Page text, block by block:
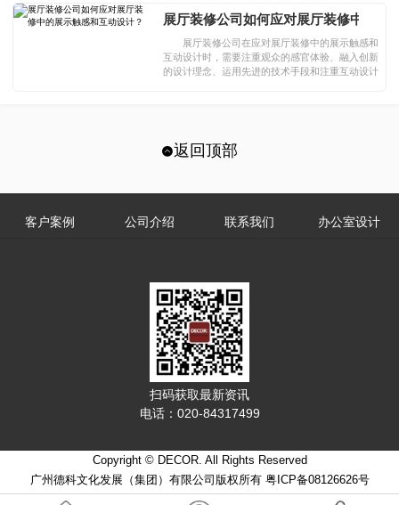
展厅装修公司如何应对展厅装修中的展
展厅装修公司在应对展厅装修中的展示触感和
互动设计时，需要注重观众的感官体验、融入创新
的设计理念、运用先进的技术手段和注重互动设计
返回顶部
客户案例 公司介绍 联系我们 办公室设计
扫码获取最新资讯
电话：020-84317499
Copyright © DECOR. All Rights Reserved
广州德科文化发展（集团）有限公司版权所有 粤ICP备08126626号